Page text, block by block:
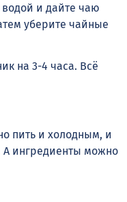
и дайте чаю
уберите чайные
на 3-4 часа. Всё
пить и холодным, и
А ингредиенты можно